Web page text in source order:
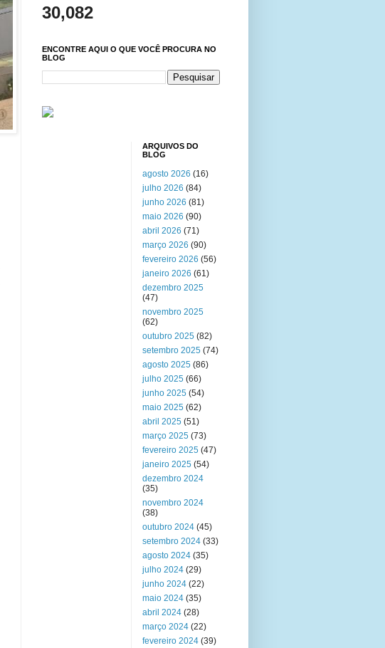
30,082
ENCONTRE AQUI O QUE VOCÊ PROCURA NO
BLOG
ARQUIVOS DO
BLOG
agosto 2026 (16)
julho 2026 (84)
junho 2026 (81)
maio 2026 (90)
abril 2026 (71)
março 2026 (90)
fevereiro 2026 (56)
janeiro 2026 (61)
dezembro 2025
(47)
novembro 2025
(62)
outubro 2025 (82)
setembro 2025 (74)
agosto 2025 (86)
julho 2025 (66)
junho 2025 (54)
maio 2025 (62)
abril 2025 (51)
março 2025 (73)
fevereiro 2025 (47)
janeiro 2025 (54)
dezembro 2024
(35)
novembro 2024
(38)
outubro 2024 (45)
setembro 2024 (33)
agosto 2024 (35)
julho 2024 (29)
junho 2024 (22)
maio 2024 (35)
abril 2024 (28)
março 2024 (22)
fevereiro 2024 (39)